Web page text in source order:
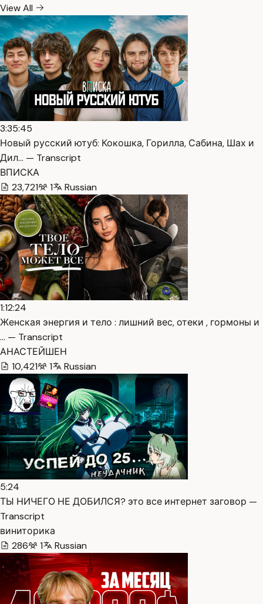
View All
3:35:45
Новый русский ютуб: Кокошка, Горилла, Сабина, Шах и
Дил… — Transcript
ВПИСКА
23,721
1 Russian
1:12:24
Женская энергия и тело : лишний вес, отеки , гормоны и
… — Transcript
АНАСТЕЙШЕН
10,421
1 Russian
5:24
ТЫ НИЧЕГО НЕ ДОБИЛСЯ? это все интернет заговор —
Transcript
виниторика
286
1 Russian